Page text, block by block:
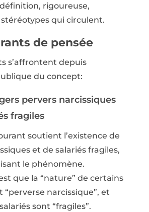
rigoureuse,
stéréotypes qui circulent.
de pensée
s’affrontent depuis
du concept:
pervers narcissiques
fragiles
soutient l’existence de
et de salariés fragiles,
le phénomène.
que la “nature” de certains
“perverse narcissique”, et
sont “fragiles”.